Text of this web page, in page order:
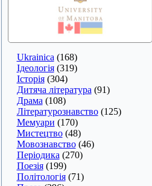
Ukrainica (168)
Ідеологія(319)
Історія(304)
Дитяча література (91)
Драма (108)
Літературознавство(125)
Мемуари (170)
Мистецтво(48)
Мовознавство(46)
Періодика (270)
Поезія(199)
Політологія(71)